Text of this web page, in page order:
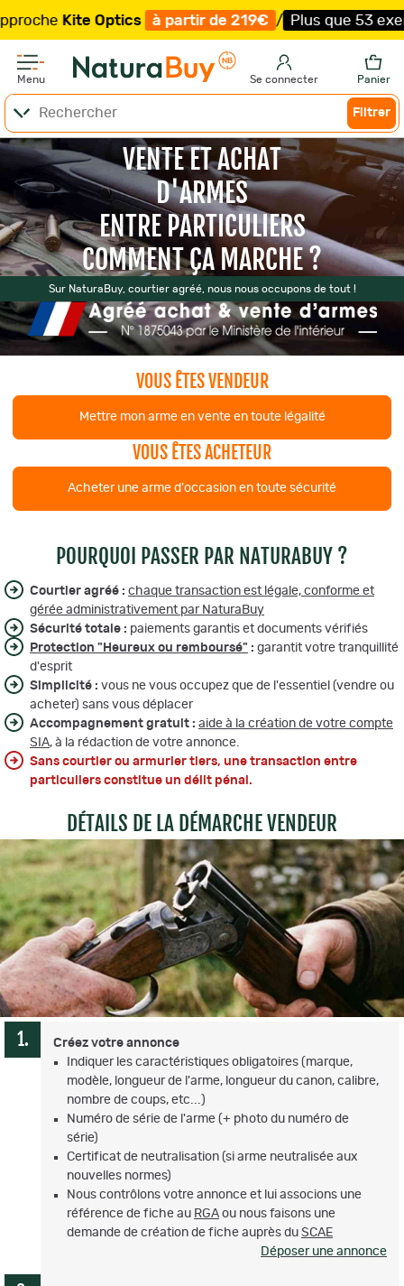
Kite Optics à partir de 219€ / Plus que 53
Menu Se connecter Panier
Filtrer
VENTE ET ACHAT
D'ARMES
ENTRE PARTICULIERS
COMMENT ÇA MARCHE ?
Sur NaturaBuy, courtier agréé, nous nous occupons de tout !
VOUS ÊTES VENDEUR
Mettre mon arme en vente en toute légalité
VOUS ÊTES ACHETEUR
Acheter une arme d'occasion en toute sécurité
POURQUOI PASSER PAR NATURABUY ?
Courtier agréé : chaque transaction est légale, conforme et
gérée administrativement par NaturaBuy
Sécurité totale : paiements garantis et documents vérifiés
Protection "Heureux ou remboursé" : garantit votre tranquillité
d'esprit
Simplicité : vous ne vous occupez que de l'essentiel (vendre ou
acheter) sans vous déplacer
Accompagnement gratuit : aide à la création de votre compte
SIA, à la rédaction de votre annonce.
Sans courtier ou armurier tiers, une transaction entre
particuliers constitue un délit pénal.
DÉTAILS DE LA DÉMARCHE VENDEUR
Créez votre annonce
Indiquer les caractéristiques obligatoires (marque,
modèle, longueur de l'arme, longueur du canon, calibre,
nombre de coups, etc...)
Numéro de série de l'arme (+ photo du numéro de
série)
Certificat de neutralisation (si arme neutralisée aux
nouvelles normes)
Nous contrôlons votre annonce et lui associons une
référence de fiche au RGA ou nous faisons une
demande de création de fiche auprès du SCAE
Déposer une annonce